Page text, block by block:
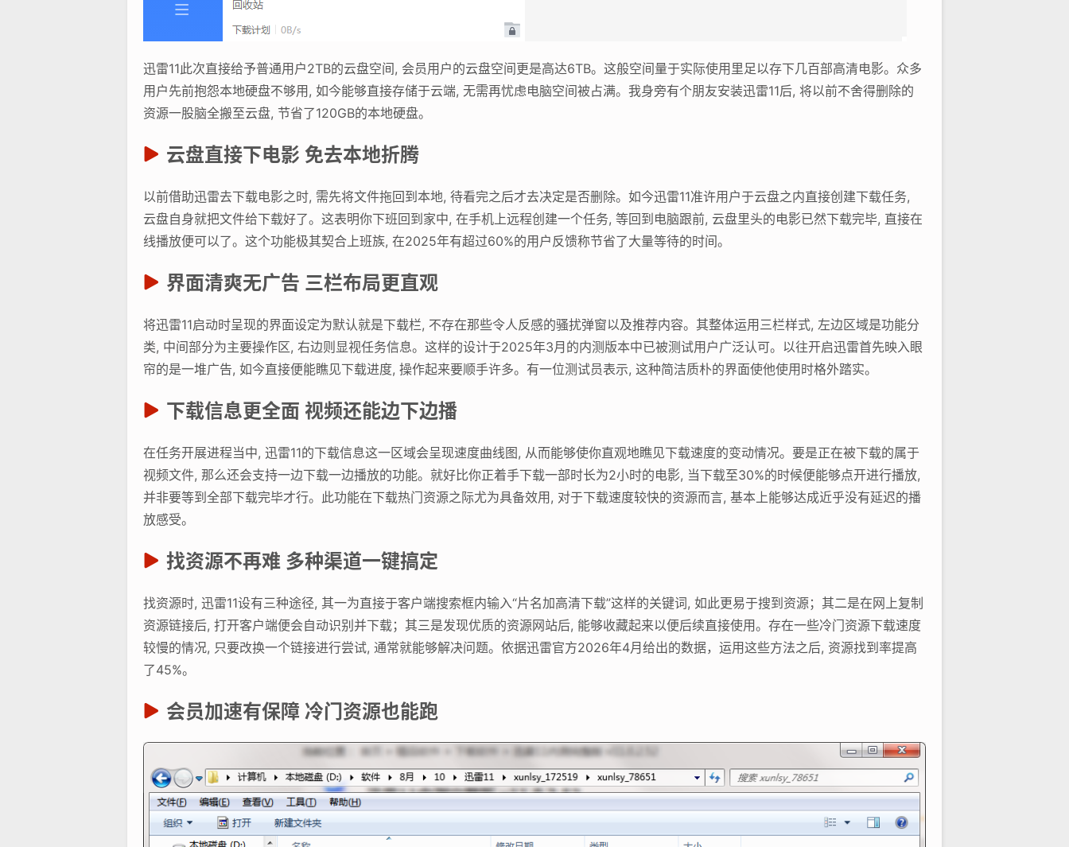
迅雷11此次直接给予普通用户2TB的云盘空间, 会员用户的云盘空间更是高达6TB。这般空间量于实际使用里足以存下几百部高清电影。众多
用户先前抱怨本地硬盘不够用, 如今能够直接存储于云端, 无需再忧虑电脑空间被占满。我身旁有个朋友安装迅雷11后, 将以前不舍得删除的
资源一股脑全搬至云盘, 节省了120GB的本地硬盘。
云盘直接下电影 免去本地折腾
以前借助迅雷去下载电影之时, 需先将文件拖回到本地, 待看完之后才去决定是否删除。如今迅雷11准许用户于云盘之内直接创建下载任务,
云盘自身就把文件给下载好了。这表明你下班回到家中, 在手机上远程创建一个任务, 等回到电脑跟前, 云盘里头的电影已然下载完毕, 直接在
线播放便可以了。这个功能极其契合上班族, 在2025年有超过60%的用户反馈称节省了大量等待的时间。
界面清爽无广告 三栏布局更直观
将迅雷11启动时呈现的界面设定为默认就是下载栏, 不存在那些令人反感的骚扰弹窗以及推荐内容。其整体运用三栏样式, 左边区域是功能分
类, 中间部分为主要操作区, 右边则显视任务信息。这样的设计于2025年3月的内测版本中已被测试用户广泛认可。以往开启迅雷首先映入眼
帘的是一堆广告, 如今直接便能瞧见下载进度, 操作起来要顺手许多。有一位测试员表示, 这种简洁质朴的界面使他使用时格外踏实。
下载信息更全面 视频还能边下边播
在任务开展进程当中, 迅雷11的下载信息这一区域会呈现速度曲线图, 从而能够使你直观地瞧见下载速度的变动情况。要是正在被下载的属于
视频文件, 那么还会支持一边下载一边播放的功能。就好比你正着手下载一部时长为2小时的电影, 当下载至30%的时候便能够点开进行播放,
并非要等到全部下载完毕才行。此功能在下载热门资源之际尤为具备效用, 对于下载速度较快的资源而言, 基本上能够达成近乎没有延迟的播
放感受。
找资源不再难 多种渠道一键搞定
找资源时, 迅雷11设有三种途径, 其一为直接于客户端搜索框内输入“片名加高清下载”这样的关键词, 如此更易于搜到资源；其二是在网上复制
资源链接后, 打开客户端便会自动识别并下载；其三是发现优质的资源网站后, 能够收藏起来以便后续直接使用。存在一些冷门资源下载速度
较慢的情况, 只要改换一个链接进行尝试, 通常就能够解决问题。依据迅雷官方2026年4月给出的数据，运用这些方法之后, 资源找到率提高
了45%。
会员加速有保障 冷门资源也能跑